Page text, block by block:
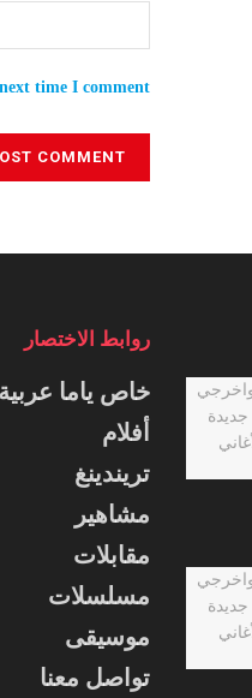
time I comment.
روابط الاختصار
خاص ياما عربية
أفلام
تريندينغ
مشاهير
مقابلات
مسلسلات
موسيقى
تواصل معنا